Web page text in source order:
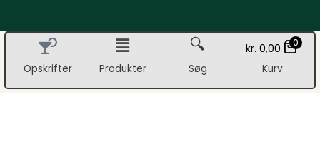
🔍 kr. 0,00
0
Opskrifter
Produkter Søg Kurv